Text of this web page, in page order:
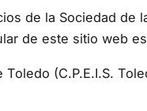
de la Sociedad de
de este sitio web
(C.P.E.I.S.